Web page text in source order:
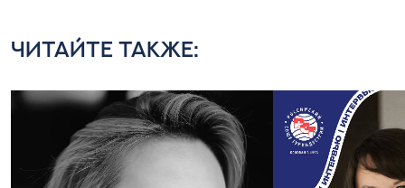
ЧИТАЙТЕ ТАКЖЕ: